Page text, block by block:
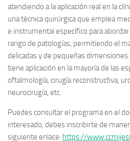
atendiendo a la aplicación real en la
una técnica quirúrgica que emplea
e instrumental específico para
rango de patologías, permitiendo el
delicadas y de pequeñas
tiene aplicación en la mayoría de las
oftalmología, cirugía reconstructiva,
neurocirugía, etc.
Puedes consultar el programa en el
interesado, debes inscribirte de
siguiente enlace: https://